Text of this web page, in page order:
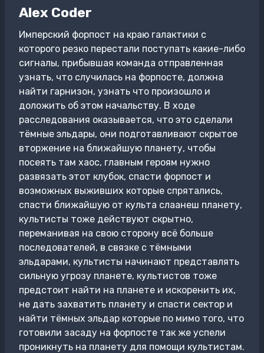
Alex Coder
Имперский форпост на краю галактики с
которого резко перестали поступать какие-либо
сигналы, прибывшая команда отправленная
узнать, что случилась на форпосте, должна
найти гарнизон, узнать что произошло и
доложить об этом начальству. В ходе
расследования оказывается, что это сделали
тёмные эльдары, они подготавливают скрытое
вторжение на ближайшую планету, чтобы
посеять там хаос, главным героям нужно
развязать этот клубок, спасти форпост и
возможных выживших которые спрятались,
спасти ближайшую от культа слаанеш планету,
культисты тоже действуют скрытно,
переманивая на свою сторону всё больше
последователей, в связке с тёмными
эльдарами, культисты начинают представлять
сильную угрозу планете, культистов тоже
предстоит найти на планете и искоренить их,
не дать захватить планету и спасти сектор и
найти тёмных эльдар которые по мимо того, что
готовили засаду на форпосте так же успели
проникнуть на планету для помощи культистам.